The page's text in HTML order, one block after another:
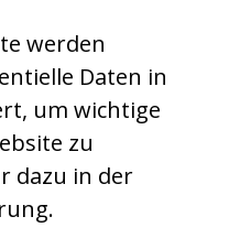
werden
Daten in
um wichtige
zu
dazu in der